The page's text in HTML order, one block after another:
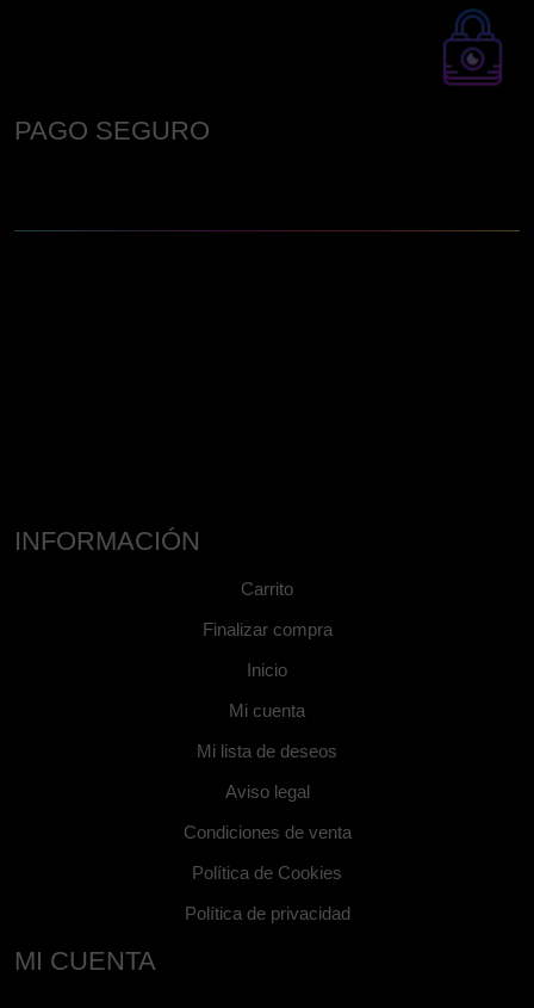
PAGO SEGURO
INFORMACIÓN
Carrito
Finalizar compra
Inicio
Mi cuenta
Mi lista de deseos
Aviso legal
Condiciones de venta
Política de Cookies
Política de privacidad
MI CUENTA